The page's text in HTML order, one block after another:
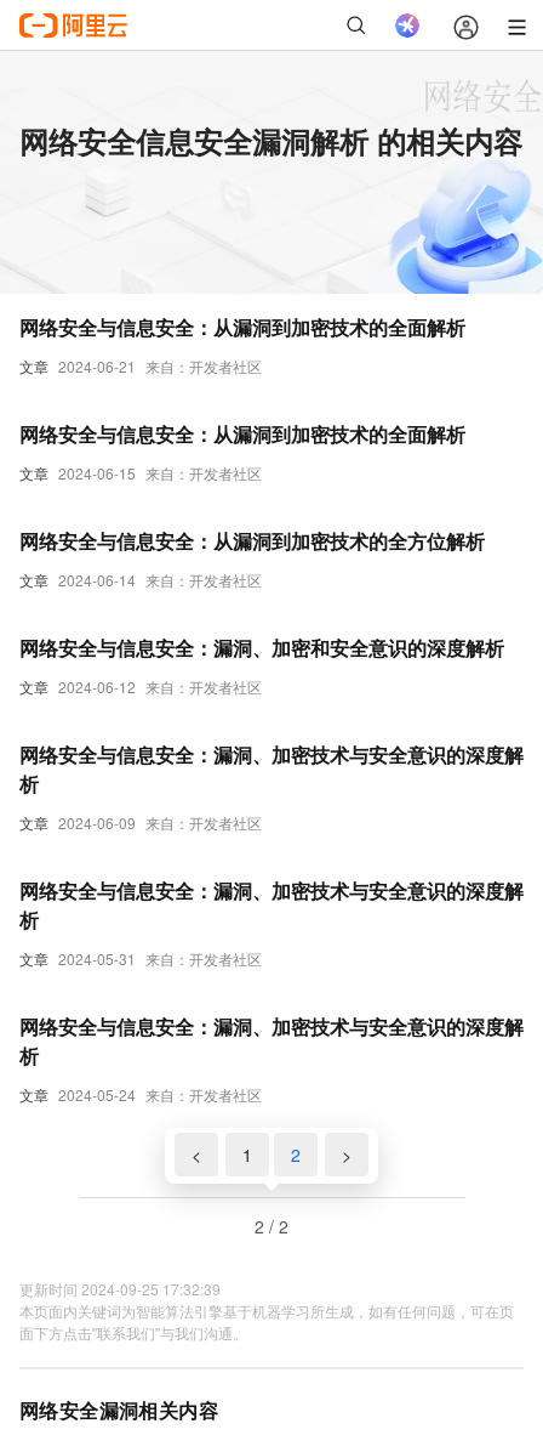
网络安全信息安全漏洞解析 的相关内容
文章 2024-06-21 来自：开发者社区
网络安全与信息安全：从漏洞到加密技术的全面解析
文章 2024-06-15 来自：开发者社区
网络安全与信息安全：从漏洞到加密技术的全面解析
文章 2024-06-14 来自：开发者社区
网络安全与信息安全：从漏洞到加密技术的全方位解析
文章 2024-06-12 来自：开发者社区
网络安全与信息安全：漏洞、加密和安全意识的深度解析
文章 2024-06-09 来自：开发者社区
网络安全与信息安全：漏洞、加密技术与安全意识的深度解
析
文章 2024-05-31 来自：开发者社区
网络安全与信息安全：漏洞、加密技术与安全意识的深度解
析
文章 2024-05-24 来自：开发者社区
网络安全与信息安全：漏洞、加密技术与安全意识的深度解
析
< 1 2 >
2 / 2
更新时间 2024-09-25 17:32:39
本页面内关键词为智能算法引擎基于机器学习所生成，如有任何问题，可在页
面下方点击"联系我们"与我们沟通。
网络安全漏洞相关内容